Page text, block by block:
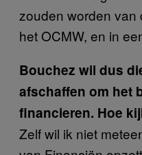
zouden worden van
het OCMW, en in
Bouchez wil dus
afschaffen om het
financieren. Hoe
Zelf wil ik niet